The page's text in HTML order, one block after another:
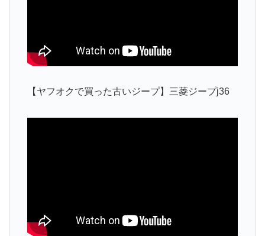
【ヤフオクで買った古いジープ】三菱ジープj36